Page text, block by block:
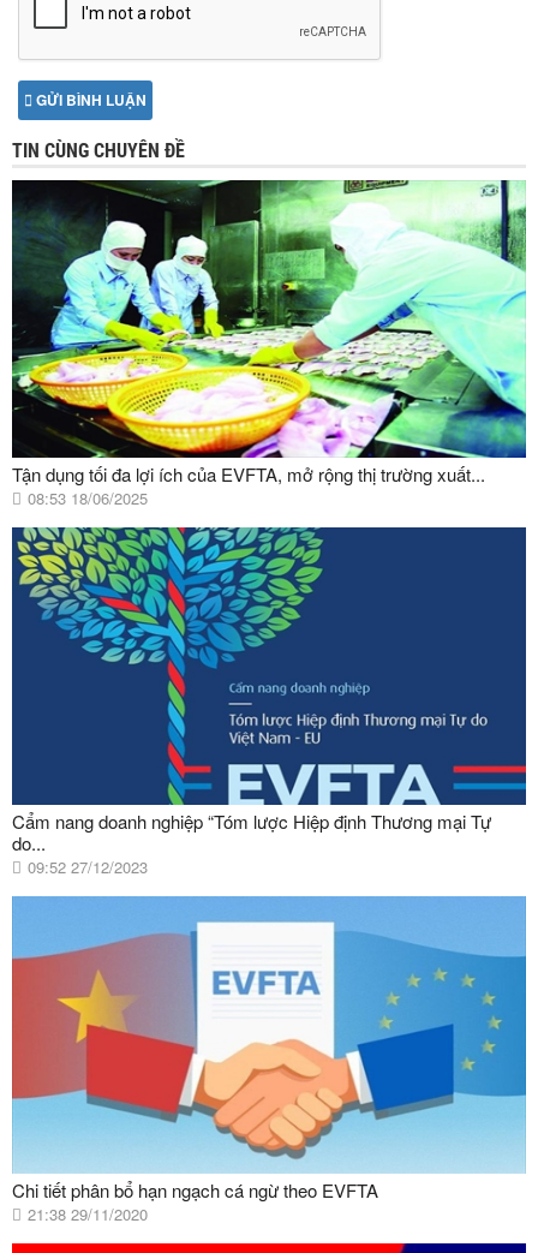
GỬI BÌNH LUẬN
TIN CÙNG CHUYÊN ĐỀ
Tận dụng tối đa lợi ích của EVFTA, mở rộng thị trường xuất...
08:53 18/06/2025
Cẩm nang doanh nghiệp “Tóm lược Hiệp định Thương mại Tự
do...
09:52 27/12/2023
Chi tiết phân bổ hạn ngạch cá ngừ theo EVFTA
21:38 29/11/2020